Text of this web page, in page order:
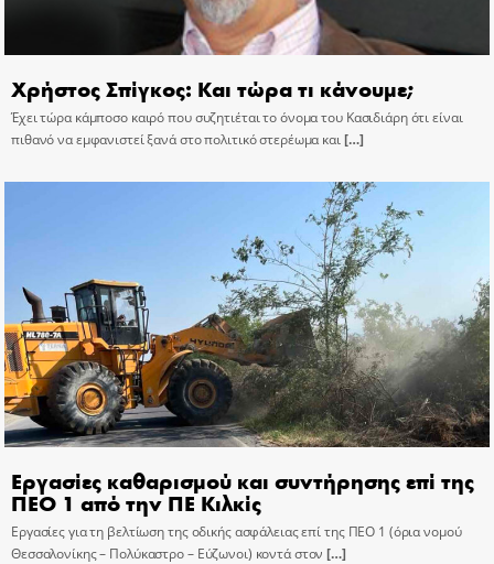
Χρήστος Σπίγκος: Και τώρα τι κάνουμε;
Έχει τώρα κάμποσο καιρό που συζητιέται το όνομα του Κασιδιάρη ότι είναι
πιθανό να εμφανιστεί ξανά στο πολιτικό στερέωμα και[…]
Εργασίες καθαρισμού και συντήρησης επί της
ΠΕΟ 1 από την ΠΕ Κιλκίς
Εργασίες για τη βελτίωση της οδικής ασφάλειας επί της ΠΕΟ 1 (όρια νομού
Θεσσαλονίκης – Πολύκαστρο – Εύζωνοι) κοντά στον […]